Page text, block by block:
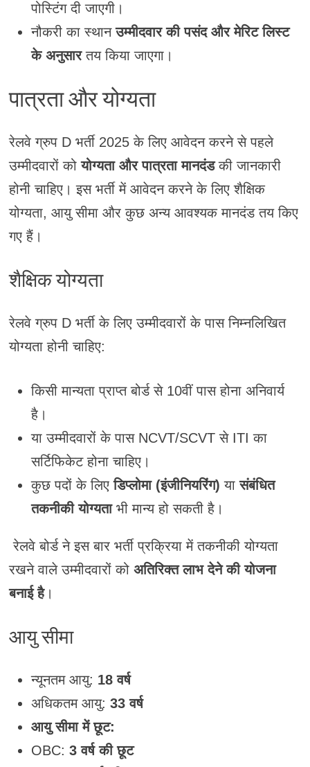
पोस्टिंग दी जाएगी।
नौकरी का स्थानउम्मीदवार की पसंद और मेरिट लिस्ट
के अनुसारतय किया जाएगा।
पात्रता और योग्यता
रेलवे ग्रुप D भर्ती 2025 के लिए आवेदन करने से पहले
उम्मीदवारों कोयोग्यता और पात्रता मानदंडकी जानकारी
होनी चाहिए। इस भर्ती में आवेदन करने के लिए शैक्षिक
योग्यता, आयु सीमा और कुछ अन्य आवश्यक मानदंड तय किए
गए हैं।
शैक्षिक योग्यता
रेलवे ग्रुप D भर्ती के लिए उम्मीदवारों के पास निम्नलिखित
योग्यता होनी चाहिए:
किसी मान्यता प्राप्त बोर्ड से 10वीं पास होना अनिवार्य
है।
या उम्मीदवारों के पास NCVT/SCVT से ITI का
सर्टिफिकेट होना चाहिए।
कुछ पदों के लिएडिप्लोमा (इंजीनियरिंग)यासंबंधित
तकनीकी योग्यताभी मान्य हो सकती है।
रेलवे बोर्ड ने इस बार भर्ती प्रक्रिया में तकनीकी योग्यता
रखने वाले उम्मीदवारों को अतिरिक्त लाभ देने की योजना
बनाई है।
आयु सीमा
न्यूनतम आयु: 18 वर्ष
अधिकतम आयु: 33 वर्ष
आयु सीमा में छूट:
OBC: 3 वर्ष की छूट